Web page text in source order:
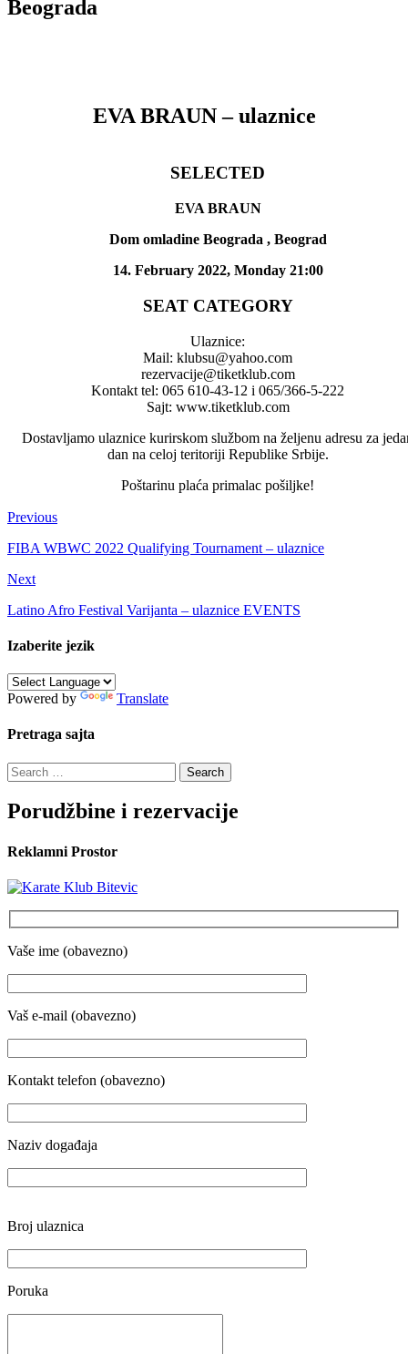
Beograda
EVA BRAUN – ulaznice
SELECTED
EVA BRAUN
Dom omladine Beograda , Beograd
14. February 2022, Monday 21:00
SEAT CATEGORY
Ulaznice:
Mail: klubsu@yahoo.com
rezervacije@tiketklub.com
Kontakt tel: 065 610-43-12 i 065/366-5-222
Sajt: www.tiketklub.com
Dostavljamo ulaznice kurirskom službom na željenu adresu za
dan na celoj teritoriji Republike Srbije.
Poštarinu plaća primalac pošiljke!
Previous
FIBA WBWC 2022 Qualifying Tournament – ulaznice
Next
Latino Afro Festival Varijanta – ulaznice EVENTS
Izaberite jezik
Powered by Translate
Pretraga sajta
Search
for:
Porudžbine i rezervacije
Reklamni Prostor
Vaše ime (obavezno)
Vaš e-mail (obavezno)
Kontakt telefon (obavezno)
Naziv događaja
Broj ulaznica
Poruka